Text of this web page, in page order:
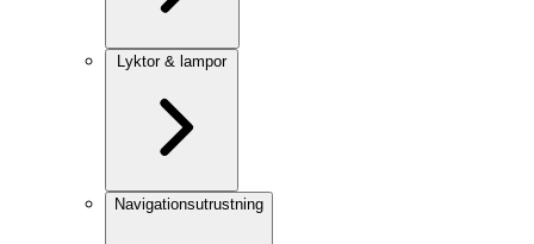
Lyktor & lampor
Navigationsutrustning